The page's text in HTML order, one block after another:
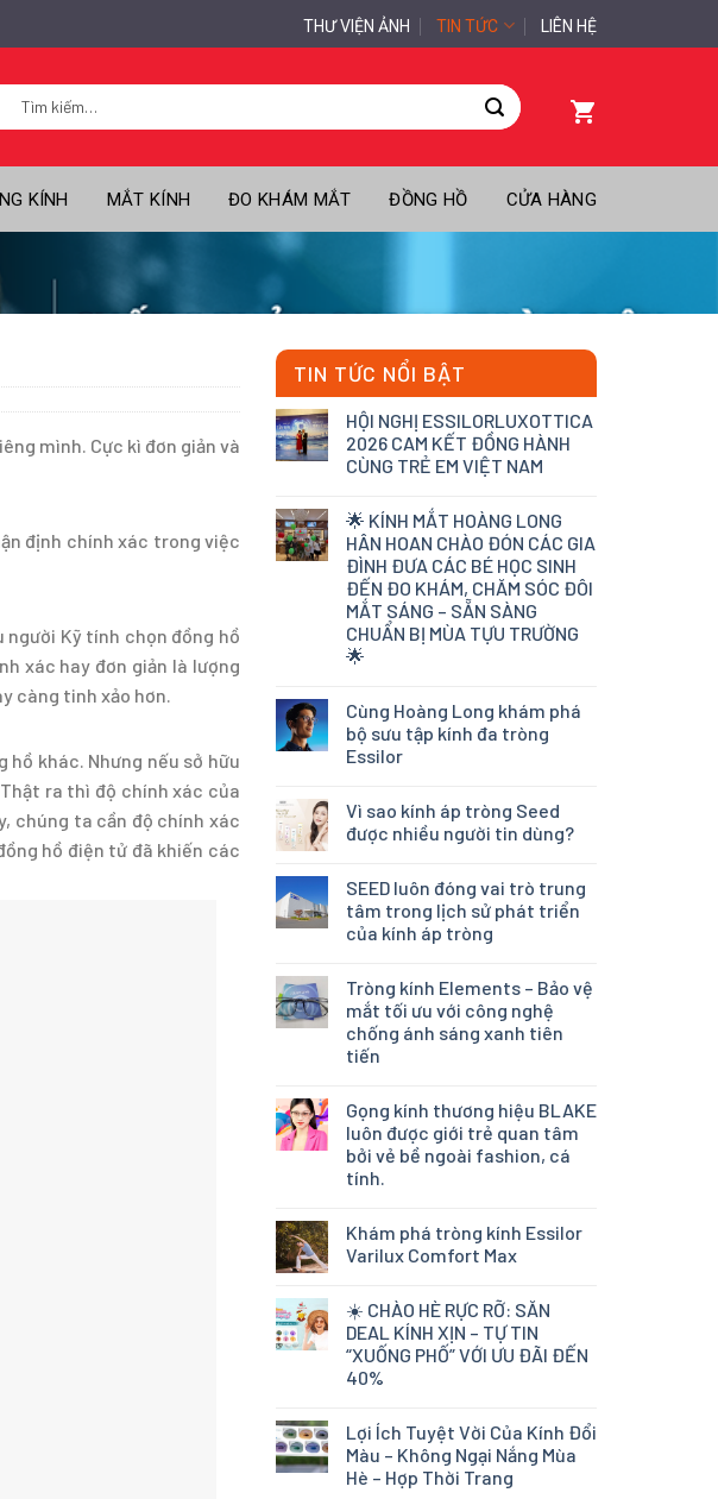
THƯ VIỆN ẢNH TIN TỨC LIÊN HỆ
kiếm:
KÍNH MẮT KÍNH ĐO KHÁM MẮT ĐỒNG HỒ CỬA HÀNG
mình. Cực kì đơn giản và
định chính xác trong việc
Kỹ tính chọn đồng hồ
xác hay đơn giản là lượng
càng tinh xảo hơn.
khác. Nhưng nếu sở hữu
ra thì độ chính xác của
chúng ta cần độ chính xác
hồ điện tử đã khiến các
TIN TỨC NỔI BẬT
HỘI NGHỊ ESSILORLUXOTTICA
2026 CAM KẾT ĐỒNG HÀNH
CÙNG TRẺ EM VIỆT NAM
🌟 KÍNH MẮT HOÀNG LONG
HÂN HOAN CHÀO ĐÓN CÁC GIA
ĐÌNH ĐƯA CÁC BÉ HỌC SINH
ĐẾN ĐO KHÁM, CHĂM SÓC ĐÔI
MẮT SÁNG – SẴN SÀNG
CHUẨN BỊ MÙA TỰU TRƯỜNG
🌟
Cùng Hoàng Long khám phá
bộ sưu tập kính đa tròng
Essilor
Vì sao kính áp tròng Seed
được nhiều người tin dùng?
SEED luôn đóng vai trò trung
tâm trong lịch sử phát triển
của kính áp tròng
Tròng kính Elements – Bảo vệ
mắt tối ưu với công nghệ
chống ánh sáng xanh tiên
tiến
Gọng kính thương hiệu BLAKE
luôn được giới trẻ quan tâm
bởi vẻ bề ngoài fashion, cá
tính.
Khám phá tròng kính Essilor
Varilux Comfort Max
☀️ CHÀO HÈ RỰC RỠ: SĂN
DEAL KÍNH XỊN – TỰ TIN
“XUỐNG PHỐ” VỚI ƯU ĐÃI ĐẾN
40%
Lợi Ích Tuyệt Vời Của Kính Đổi
Màu – Không Ngại Nắng Mùa
Hè – Hợp Thời Trang